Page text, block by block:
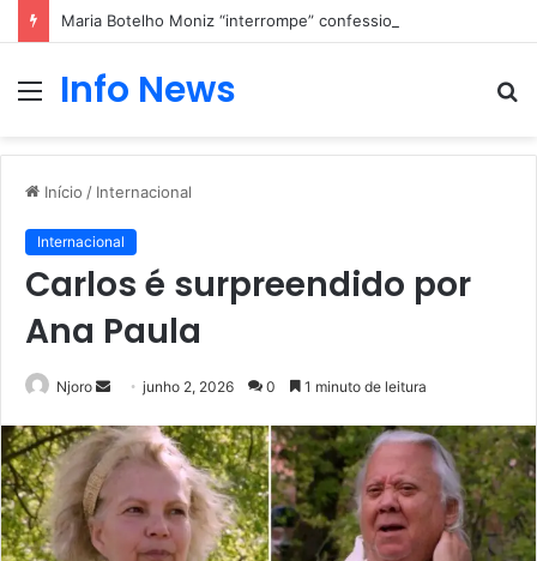
Maria Botelho Moniz “interrompe” confessionário
Menu
Info News
Início / Internacional
Internacional
Carlos é surpreendido por
Ana Paula
Njoro
Mande
e-
mail
junho 2, 2026 0 1 minuto de leitura